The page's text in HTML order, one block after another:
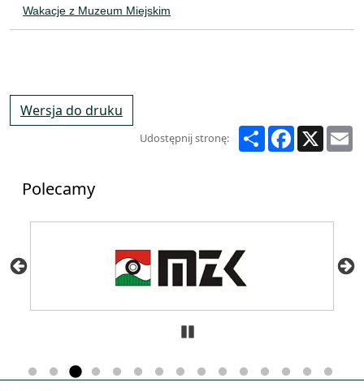
Wakacje z Muzeum Miejskim
Wersja do druku
Udostępnij stronę: ShareFacebook
X
Polecamy
Zatrzymaj